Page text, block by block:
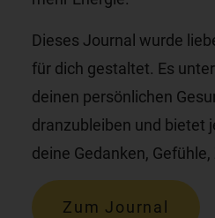
Dieses Journal wurde
für dich gestaltet. Es
deinen persönlichen
dranzubleiben und bietet
deine Gedanken,
Zum Journal